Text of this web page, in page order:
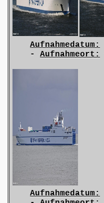
Aufnahmedatum:
- Aufnahmeort:
Aufnahmedatum: